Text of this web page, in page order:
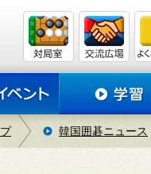
韓国囲碁ニュース